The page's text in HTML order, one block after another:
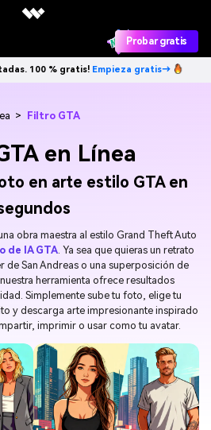
Probar gratis
100 % gratis! Empieza gratis→
> Filtro GTA
en Línea
en arte estilo GTA en
obra maestra al estilo Grand Theft Auto
de IA GTA. Ya sea que quieras un retrato
de San Andreas o una superposición de
herramienta ofrece resultados
Simplemente sube tu foto, elige tu
y descarga arte impresionante inspirado
imprimir o usar como tu avatar.